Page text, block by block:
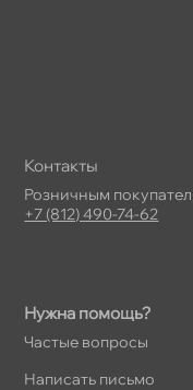
Нужна помощь?
Частые вопросы
Написать письмо
Контакты
Розничным
+7 (812) 490-74-62